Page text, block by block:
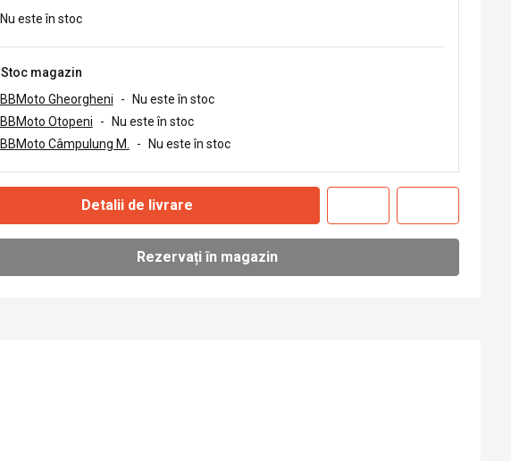
Nu este în stoc
Stoc magazin
BBMoto Gheorgheni
-
Nu este în stoc
BBMoto Otopeni
-
Nu este în stoc
BBMoto Câmpulung M.
- Nu este în stoc
Detalii de livrare
Rezervați în magazin